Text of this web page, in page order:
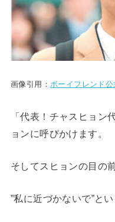
画像引用： ボーイフレンド公
「代表！チャスヒョン
ョンに呼びかけます。
そしてスヒョンの目の
”私に近づかないで”と